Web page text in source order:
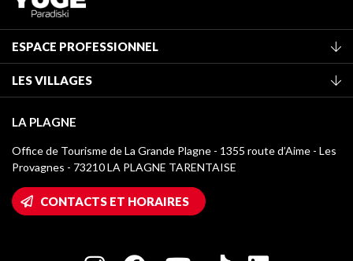
ESPACE PROFESSIONNEL
Classement des meublés
Taxe de séjour
Médiathèque
Logos La Plagne
Accès Wifi
Maison des Propriétaires
LES VILLAGES
Montchavin - Les Coches
Champagny-en-Vanoise
Plagne 1800
LA PLAGNE
Office de Tourisme de La Grande Plagne - 1355 route d’Aime - Les
Provagnes - 73210 LA PLAGNE TARENTAISE
CONTACTS ET HORAIRES